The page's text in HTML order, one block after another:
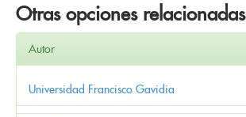
Otras opciones relacionadas
Autor
Universidad Francisco Gavidia